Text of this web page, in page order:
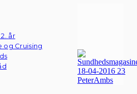
år
og Cruising